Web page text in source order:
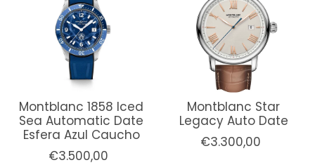
Montblanc 1858 Iced
Sea Automatic Date
Esfera Azul Caucho
€3.500,00
Montblanc Star
Legacy Auto Date
€3.300,00